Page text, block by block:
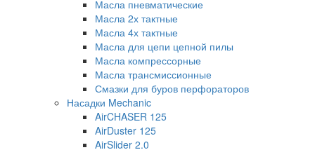
Масла пневматические
Масла 2х тактные
Масла 4х тактные
Масла для цепи цепной пилы
Масла компрессорные
Масла трансмиссионные
Смазки для буров перфораторов
Насадки Mechanic
AirCHASER 125
AirDuster 125
AirSlider 2.0